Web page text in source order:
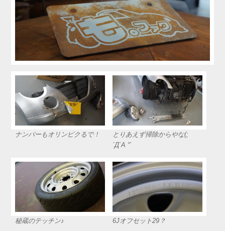
ナンバーもオリンピクるで！
とりあえず掃除からやな(;
´Д`A “`
秘蔵のテッチン♪ 6Jオフセット29？